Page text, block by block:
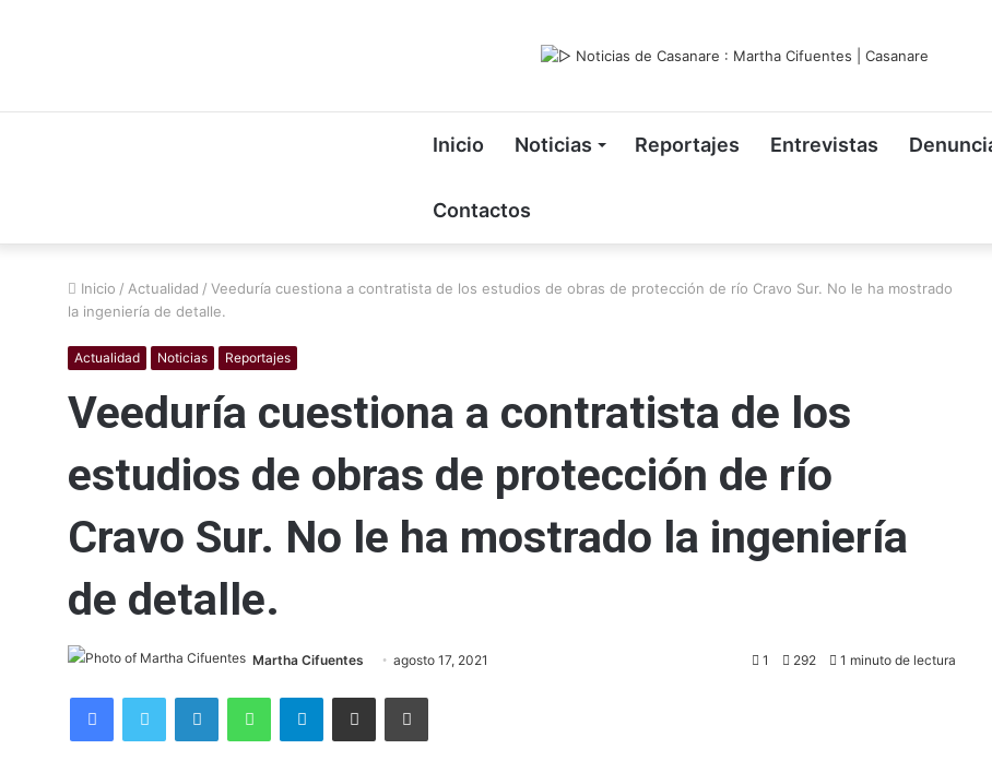
Inicio Noticias Reportajes Entrevistas
Contactos
Inicio / Actualidad / Veeduría cuestiona a contratista de los estudios de obras de protección de río Cravo Sur. No le ha mostrado
la ingeniería de detalle.
Actualidad Noticias Reportajes
Veeduría cuestiona a contratista de los
estudios de obras de protección de río
Cravo Sur. No le ha mostrado la ingeniería
de detalle.
Martha Cifuentes agosto 17, 2021 1 292 1 minuto de lectura
FacebookTwitter LinkedInWhatsAppTelegramCompartir por correo electrónicoImprimir